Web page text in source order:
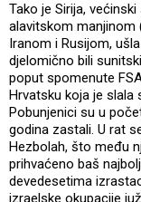
Tako je Sirija,
alavitskom manjinom
Iranom i Rusijom,
djelomično bili
poput spomenute
Hrvatsku koja je slala
Pobunjenici su u
godina zastali. U rat
Hezbolah, što među
prihvaćeno baš
devedesetima